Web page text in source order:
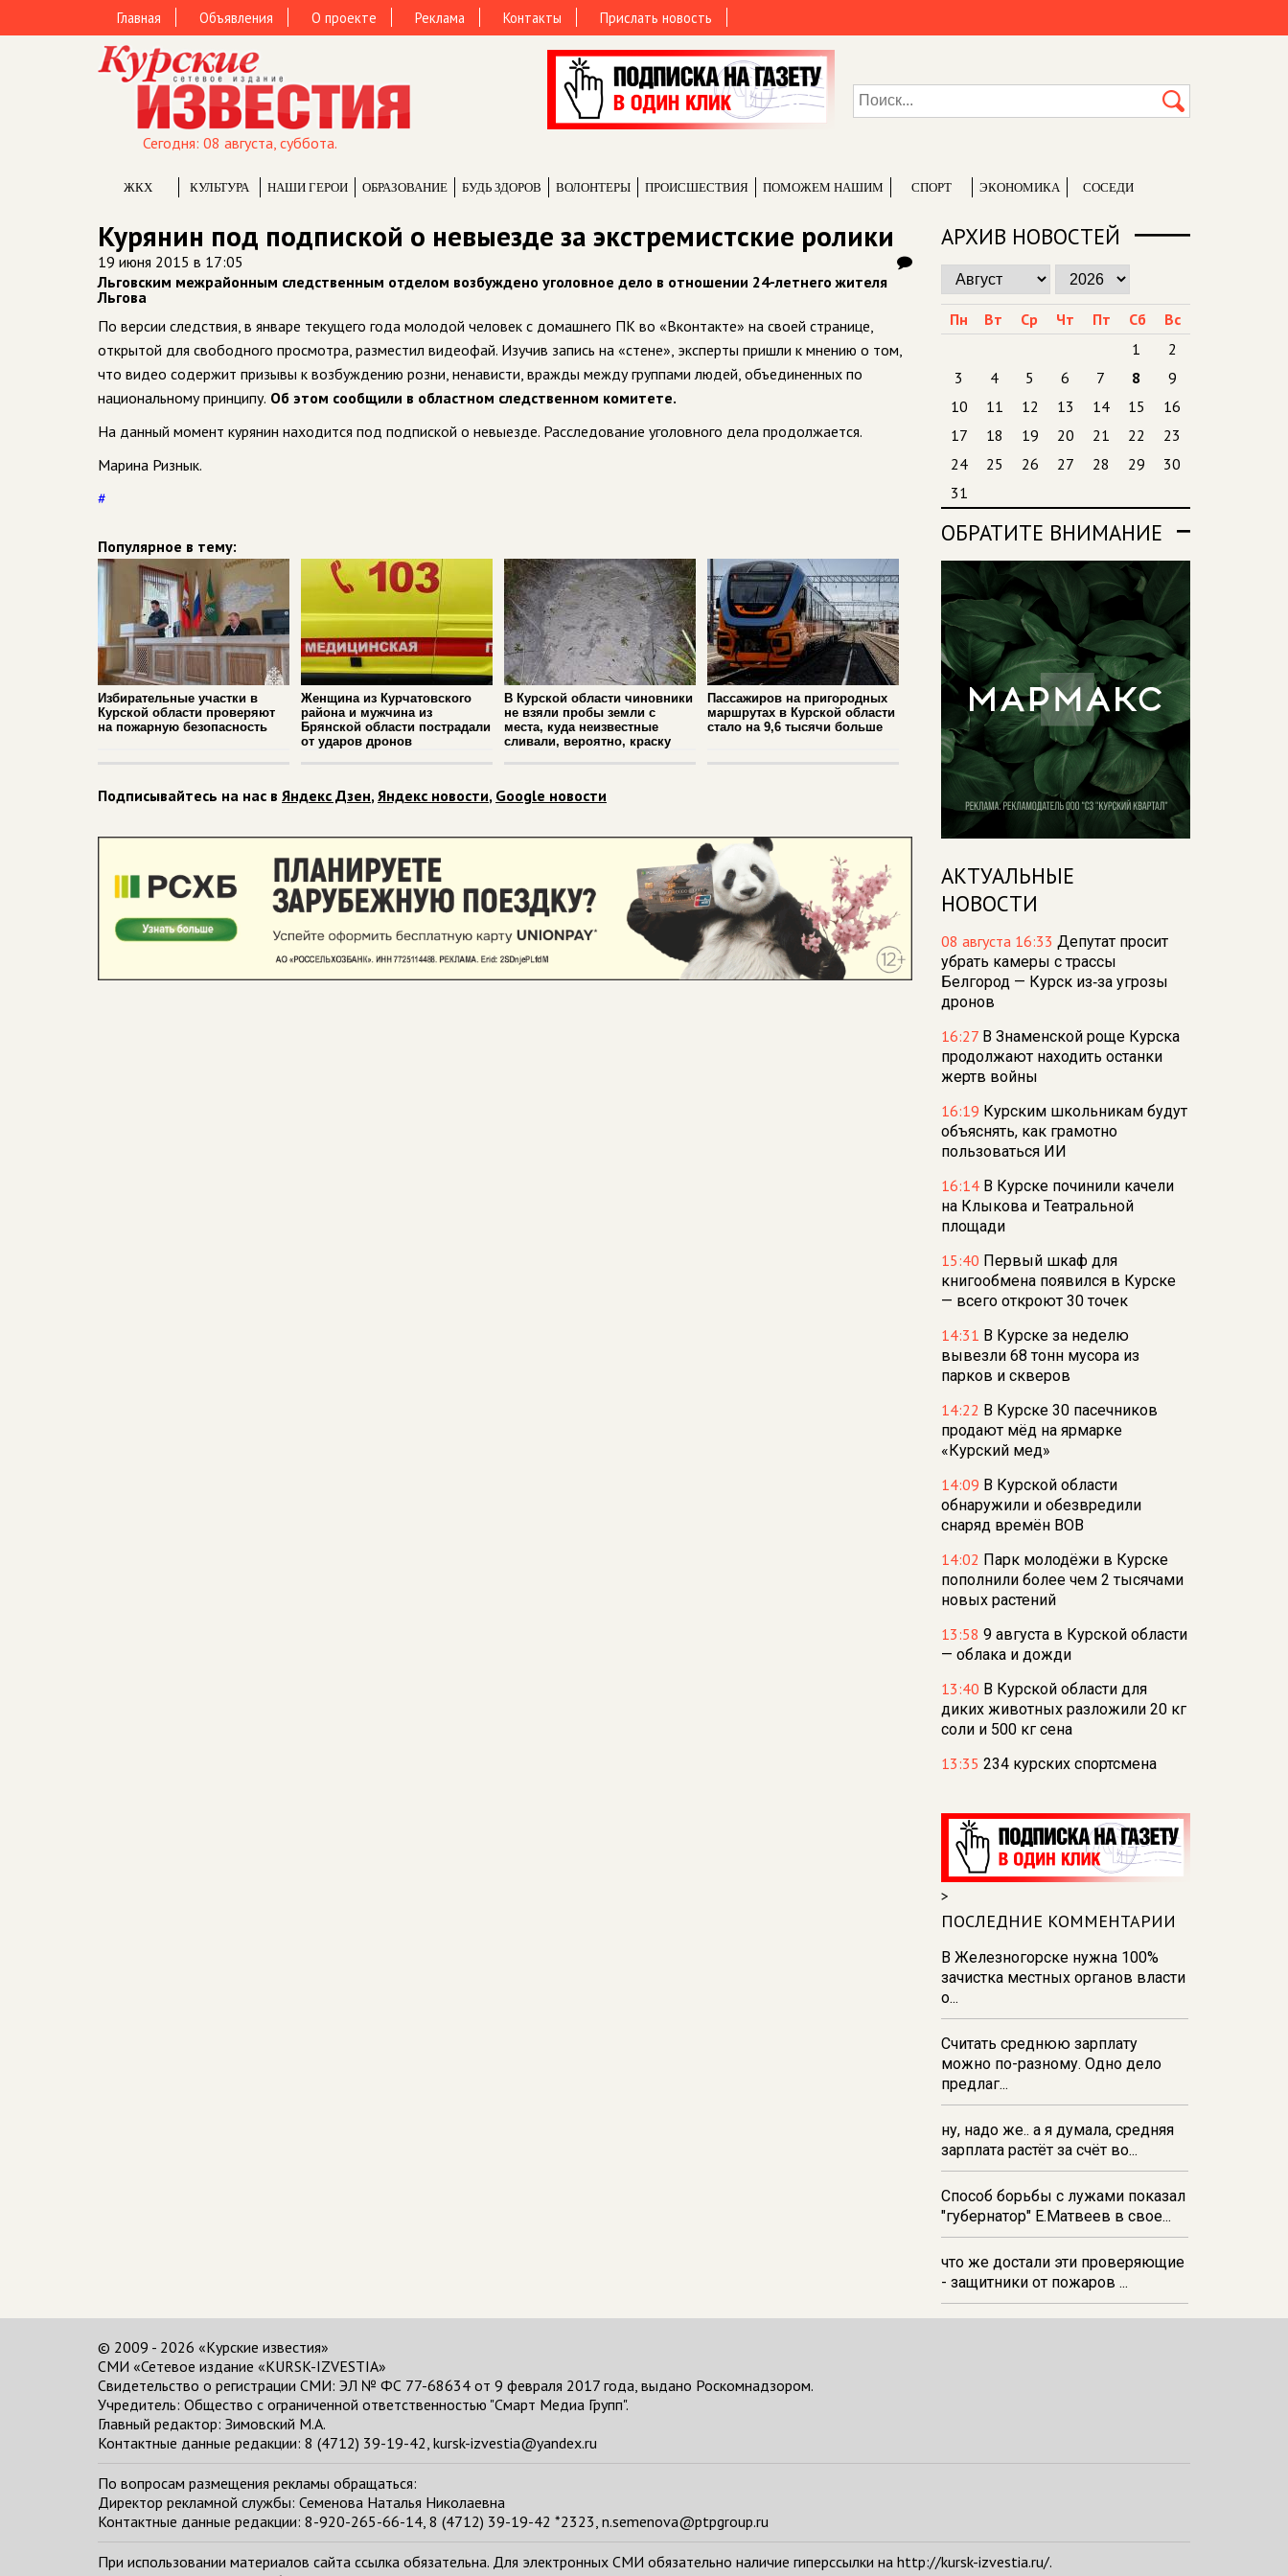
Главная Объявления О проекте Реклама Контакты Прислать новость
Сегодня: 08 августа, суббота.
ЖКХ КУЛЬТУРА НАШИ ГЕРОИ ОБРАЗОВАНИЕ БУДЬ ЗДОРОВ ВОЛОНТЕРЫ ПРОИCШЕСТВИЯ ПОМОЖЕМ НАШИМ СПОРТ ЭКОНОМИКА СОСЕДИ
Курянин под подпиской о невыезде за экстремистские ролики
19 июня 2015 в 17:05
Льговским межрайонным следственным отделом возбуждено уголовное дело в отношении 24-летнего жителя
Льгова
По версии следствия, в январе текущего года молодой человек с домашнего ПК во «Вконтакте» на своей странице,
открытой для свободного просмотра, разместил видеофай. Изучив запись на «стене», эксперты пришли к мнению о том,
что видео содержит призывы к возбуждению розни, ненависти, вражды между группами людей, объединенных по
национальному принципу. Об этом сообщили в областном следственном комитете.
На данный момент курянин находится под подпиской о невыезде. Расследование уголовного дела продолжается.
Марина Ризнык.
#
Популярное в тему:
Избирательные участки в
Курской области проверяют
на пожарную безопасность
Женщина из Курчатовского
района и мужчина из
Брянской области пострадали
от ударов дронов
В Курской области чиновники
не взяли пробы земли с
места, куда неизвестные
сливали, вероятно, краску
Пассажиров на пригородных
маршрутах в Курской области
стало на 9,6 тысячи больше
Подписывайтесь на нас в Яндекс Дзен,Яндекс новости, Google новости
АРХИВ НОВОСТЕЙ
Пн Вт Ср Чт Пт Сб
Вс
1
2
3
4 5 6 7 8
9
10
11 12 13 14 15
16
17
18 19 20 21 22
23
24
25 26 27 28 29
30
31
ОБРАТИТЕ ВНИМАНИЕ
АКТУАЛЬНЫЕ
НОВОСТИ
08 августа 16:33 Депутат просит
убрать камеры с трассы
Белгород — Курск из‑за угрозы
дронов
16:27 В Знаменской роще Курска
продолжают находить останки
жертв войны
16:19 Курским школьникам будут
объяснять, как грамотно
пользоваться ИИ
16:14 В Курске починили качели
на Клыкова и Театральной
площади
15:40 Первый шкаф для
книгообмена появился в Курске
— всего откроют 30 точек
14:31 В Курске за неделю
вывезли 68 тонн мусора из
парков и скверов
14:22 В Курске 30 пасечников
продают мёд на ярмарке
«Курский мед»
14:09 В Курской области
обнаружили и обезвредили
снаряд времён ВОВ
14:02 Парк молодёжи в Курске
пополнили более чем 2 тысячами
новых растений
13:58 9 августа в Курской области
— облака и дожди
13:40 В Курской области для
диких животных разложили 20 кг
соли и 500 кг сена
13:35 234 курских спортсмена
13:31В Курске и Железногорске
прошли баскетбольные
мастер‑классы Егора Вяльцева
13:26137 детей из Курской
области поехали отдыхать в
Анапу
13:19Спасатели Курска испытали
силу в перетягивании каната
>
ПОСЛЕДНИЕ КОММЕНТАРИИ
В Железногорске нужна 100%
зачистка местных органов власти
о...
Считать среднюю зарплату
можно по-разному. Одно дело
предлаг...
ну, надо же.. а я думала, средняя
зарплата растёт за счёт во...
Способ борьбы с лужами показал
"губернатор" Е.Матвеев в свое...
что же достали эти проверяющие
- защитники от пожаров ...
© 2009 - 2026 «Курские известия»
СМИ «Сетевое издание «KURSK-IZVESTIA»
Свидетельство о регистрации СМИ: ЭЛ № ФС 77-68634 от 9 февраля 2017 года, выдано Роскомнадзором.
Учредитель: Общество с ограниченной ответственностью "Смарт Медиа Групп".
Главный редактор: Зимовский М.А.
Контактные данные редакции: 8 (4712) 39-19-42, kursk-izvestia@yandex.ru
По вопросам размещения рекламы обращаться:
Директор рекламной службы: Семенова Наталья Николаевна
Контактные данные редакции: 8-920-265-66-14, 8 (4712) 39-19-42 *2323, n.semenova@ptpgroup.ru
При использовании материалов сайта ссылка обязательна. Для электронных СМИ обязательно наличие гиперссылки на http://kursk-izvestia.ru/.